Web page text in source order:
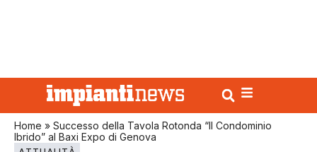
Home » Successo della Tavola Rotonda “Il Condominio
Ibrido” al Baxi Expo di Genova